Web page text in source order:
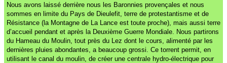
Nous avons laissé derrière nous les Baronnies provençales et nous
sommes en limite du Pays de Dieulefit, terre de protestantisme et de
Résistance (la Montagne de La Lance est toute proche), mais aussi terre
d’accueil pendant et après la Deuxième Guerre Mondiale. Nous partirons
du Hameau du Moulin, tout près du Lez dont le cours, alimenté par les
dernières pluies abondantes, a beaucoup grossi. Ce torrent permit, en
utilisant le canal du moulin, de créer une centrale hydro-électrique pour